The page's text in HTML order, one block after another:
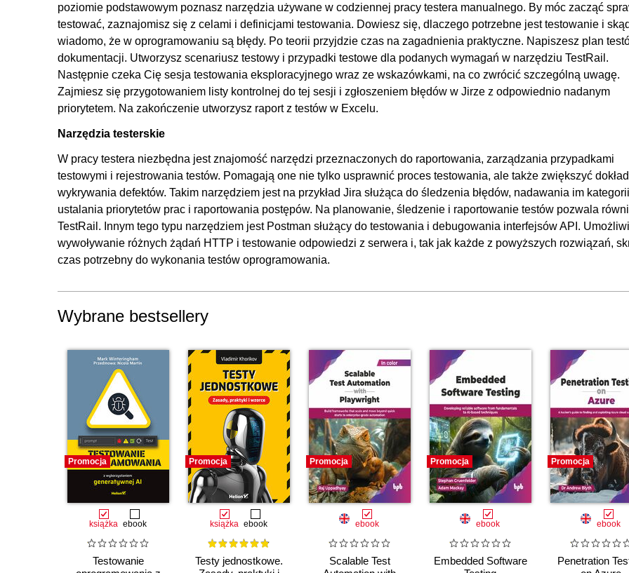
6.3. Analiza i testowanie wymagań biznesowych w TestRail
6.4. Testowanie eksploracyjne
6.5. Scenariusz testowy
6.6. Sesja testowania eksploracyjnego w TestRail cz. 1
6.7. Sesja testowania eksploracyjnego w TestRail cz. 2
6.9. Raport w Excelu
6.10. Podsumowanie i zakończenie kursu
poziomie podstawowym poznasz narzędzia używane w codziennej pracy testera manualnego. By móc zacząć
testować, zaznajomisz się z celami i definicjami testowania. Dowiesz się, dlaczego potrzebne jest testowanie i
wiadomo, że w oprogramowaniu są błędy. Po teorii przyjdzie czas na zagadnienia praktyczne. Napiszesz plan
dokumentacji. Utworzysz scenariusz testowy i przypadki testowe dla podanych wymagań w narzędziu TestRail.
Następnie czeka Cię sesja testowania eksploracyjnego wraz ze wskazówkami, na co zwrócić szczególną uwagę.
Zajmiesz się przygotowaniem listy kontrolnej do tej sesji i zgłoszeniem błędów w Jirze z odpowiednio nadanym
priorytetem. Na zakończenie utworzysz raport z testów w Excelu.
Narzędzia testerskie
W pracy testera niezbędna jest znajomość narzędzi przeznaczonych do raportowania, zarządzania przypadkami
testowymi i rejestrowania testów. Pomagają one nie tylko usprawnić proces testowania, ale także zwiększyć
wykrywania defektów. Takim narzędziem jest na przykład Jira służąca do śledzenia błędów, nadawania im
ustalania priorytetów prac i raportowania postępów. Na planowanie, śledzenie i raportowanie testów pozwala
TestRail. Innym tego typu narzędziem jest Postman służący do testowania i debugowania interfejsów API.
wywoływanie różnych żądań HTTP i testowanie odpowiedzi z serwera i, tak jak każde z powyższych rozwiązań,
czas potrzebny do wykonania testów oprogramowania.
Wybrane bestsellery
Promocja
książka ebook
Testowanie
Promocja
książka ebook
Testy jednostkowe.
Promocja
ebook
Scalable Test
Promocja
ebook
Embedded Software
Promocja
ebook
Penetration